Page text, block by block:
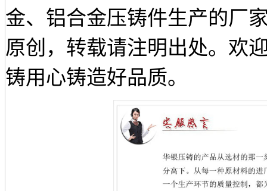
金、铝合金压铸件生产的厂
原创，转载请注明出处。欢
铸用心铸造好品质。